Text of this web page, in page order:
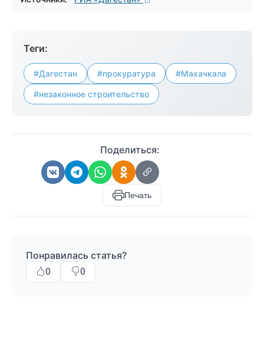
Теги:
#Дагестан #прокуратура #Махачкала
#незаконное строительство
Поделиться:
Печать
Понравилась статья?
0 0